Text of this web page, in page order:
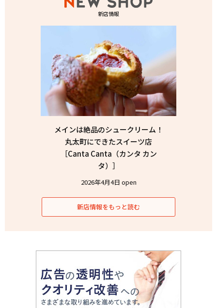
新店情報
メインは絶品のシュークリーム！
丸太町にできたスイーツ店
［Canta Canta（カンタ カン
タ）］
2026年4月4日 open
新店情報をもっと読む